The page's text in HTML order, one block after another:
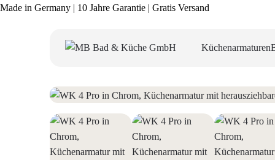
Made in Germany | 10 Jahre Garantie | Gratis Versand
Küchenarmaturen